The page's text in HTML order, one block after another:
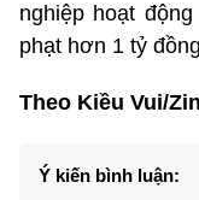
nghiệp hoạt
phạt hơn 1 tỷ
Theo Kiều Vui/
Ý kiến bình luận: